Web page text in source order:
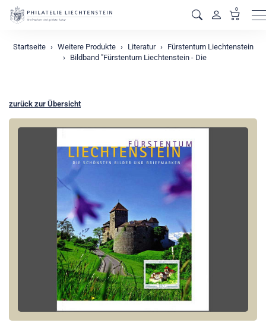
0
Startseite Weitere Produkte Literatur
Fürstentum Liechtenstein
Bildband "Fürstentum Liechtenstein - Die
zurück zur Übersicht